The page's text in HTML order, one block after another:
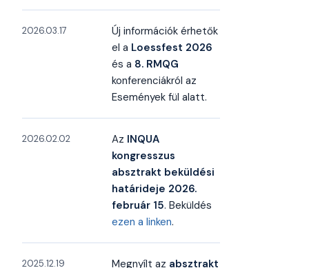
2026.03.17
Új információk érhetők
el a Loessfest 2026
és a 8. RMQG
konferenciákról az
Események fül alatt.
2026.02.02 Az INQUA
kongresszus
absztrakt beküldési
határideje 2026.
február 15. Beküldés
ezen a linken.
2025.12.19 Megnyílt az absztrakt